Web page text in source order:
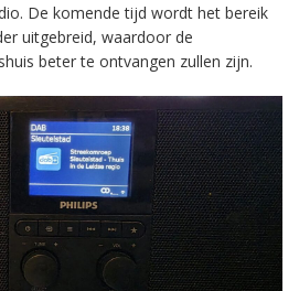
De komende tijd wordt het bereik
uitgebreid, waardoor de
beter te ontvangen zullen zijn.